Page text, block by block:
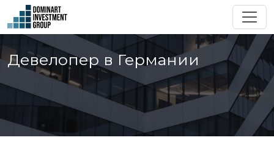
Девелопер в Германии